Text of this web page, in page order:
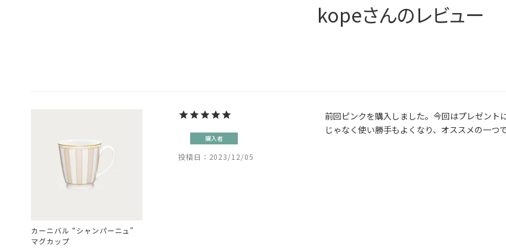
kopeさんのレビュー
カーニバル “シャンパーニュ”
マグカップ
購入者
投稿日 2023/12/05
前回ピンクを購入しました。今回はプレゼン
じゃなく使い勝手もよくなり、オススメの一つで